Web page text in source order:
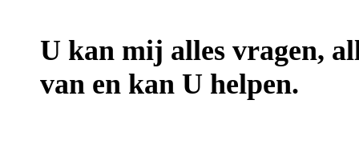
U kan mij alles vragen,
van en kan U helpen.